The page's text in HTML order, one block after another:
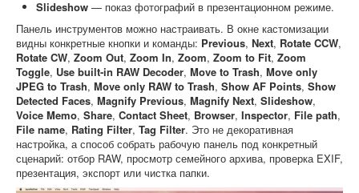
Slideshow — показ фотографий в презентационном режиме.
Панель инструментов можно настраивать. В окне кастомизации
видны конкретные кнопки и команды: Previous, Next, Rotate CCW,
Rotate CW, Zoom Out, Zoom In, Zoom, Zoom to Fit, Zoom
Toggle, Use built-in RAW Decoder, Move to Trash, Move only
JPEG to Trash, Move only RAW to Trash, Show AF Points, Show
Detected Faces, Magnify Previous, Magnify Next, Slideshow,
Voice Memo, Share, Contact Sheet, Browser, Inspector, File path,
File name, Rating Filter, Tag Filter. Это не декоративная
настройка, а способ собрать рабочую панель под конкретный
сценарий: отбор RAW, просмотр семейного архива, проверка EXIF,
презентация, экспорт или чистка папки.